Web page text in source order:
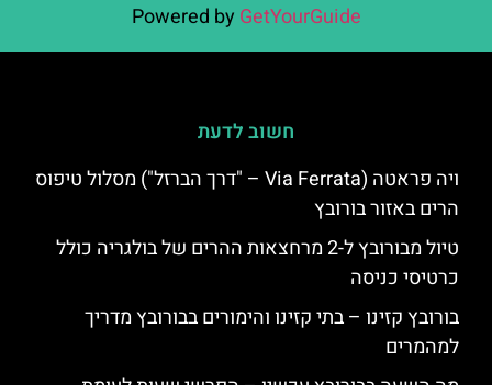
Powered by GetYourGuide
חשוב לדעת
ויה פראטה (Via Ferrata – "דרך הברזל") מסלול טיפוס
הרים באזור בורובץ
טיול מבורובץ ל-2 מרחצאות ההרים של בולגריה כולל
כרטיסי כניסה
בורובץ קזינו – בתי קזינו והימורים בבורובץ מדריך
למהמרים